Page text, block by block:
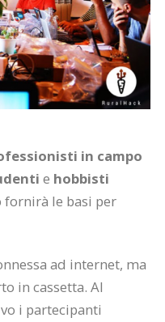
in campo
e hobbisti
fornirà le basi per
ad internet, ma
in cassetta. Al
i partecipanti